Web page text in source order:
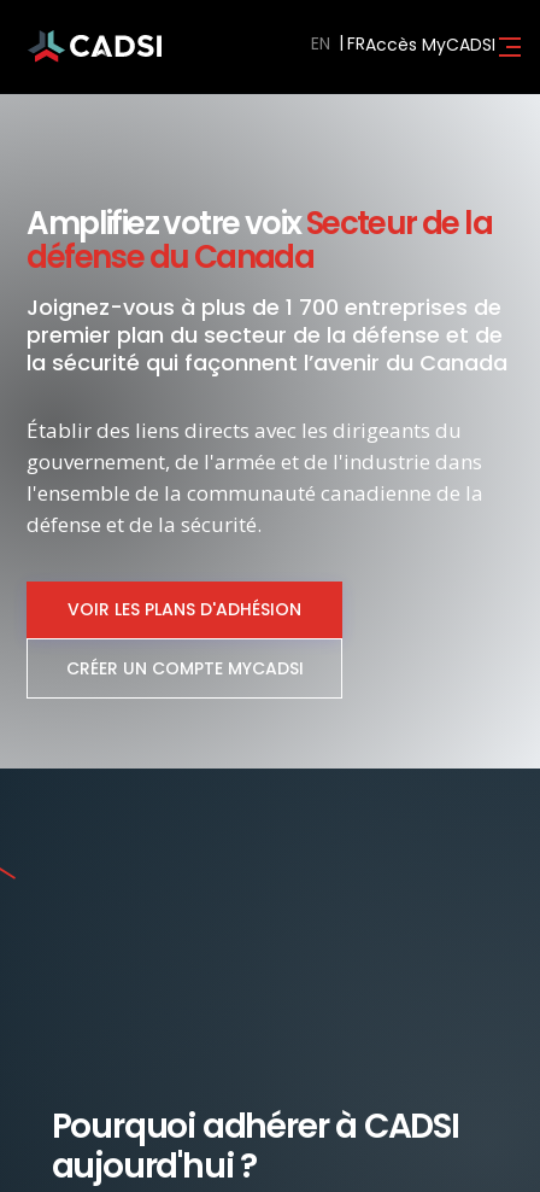
EN Accès MyCADSI
Amplifiez votre voixSecteur de la
défense du Canada
Joignez-vous à plus de 1 700 entreprises de
premier plan du secteur de la défense et de
la sécurité qui façonnent l’avenir du Canada
Établir des liens directs avec les dirigeants du
gouvernement, de l'armée et de l'industrie dans
l'ensemble de la communauté canadienne de la
défense et de la sécurité.
VOIR LES PLANS D'ADHÉSION
CRÉER UN COMPTE MYCADSI
Pourquoi adhérer à CADSI
aujourd'hui ?